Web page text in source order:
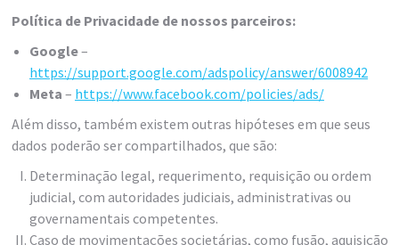
Política de Privacidade de nossos parceiros:
Google–
https://support.google.com/adspolicy/answer/6008942
Meta – https://www.facebook.com/policies/ads/
Além disso, também existem outras hipóteses em que seus
dados poderão ser compartilhados, que são:
Determinação legal, requerimento, requisição ou ordem
judicial, com autoridades judiciais, administrativas ou
governamentais competentes.
Caso de movimentações societárias, como fusão, aquisição